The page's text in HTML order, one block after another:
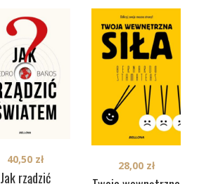
Jak rządzić
40,50 zł
28,00 zł